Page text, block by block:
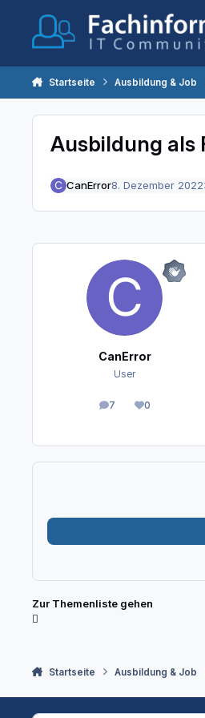
Startseite Ausbildung & Job
Ausbildung als
CanError8. Dezember 2022
CanError
User
7
Beiträge0
Reputation
Zur Themenliste gehen
Startseite Ausbildung & Job